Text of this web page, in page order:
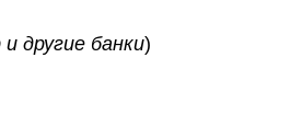
другие банки)